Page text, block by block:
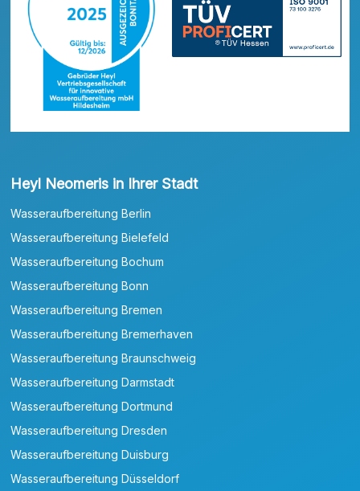
Heyl Neomeris in Ihrer Stadt
Wasseraufbereitung Berlin
Wasseraufbereitung Bielefeld
Wasseraufbereitung Bochum
Wasseraufbereitung Bonn
Wasseraufbereitung Bremen
Wasseraufbereitung Bremerhaven
Wasseraufbereitung Braunschweig
Wasseraufbereitung Darmstadt
Wasseraufbereitung Dortmund
Wasseraufbereitung Dresden
Wasseraufbereitung Duisburg
Wasseraufbereitung Düsseldorf